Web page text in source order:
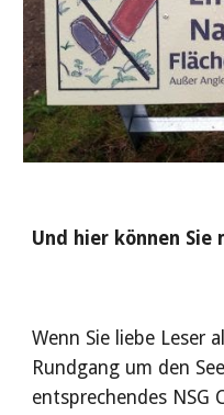
Und hier können Sie
Wenn Sie liebe Leser
Rundgang um den
entsprechendes NSG